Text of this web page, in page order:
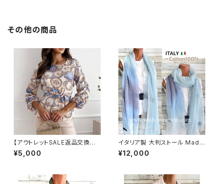
その他の商品
【アウトレットSALE返品交換不
可8/20まで】イタリア製トップス
｜Made in ITALY｜ヨーロピ
¥5,000
イタリア製 大判ストール Made
in ITALY COTTON 100% コ
ットン｜ロングストール・心地よ
¥12,000